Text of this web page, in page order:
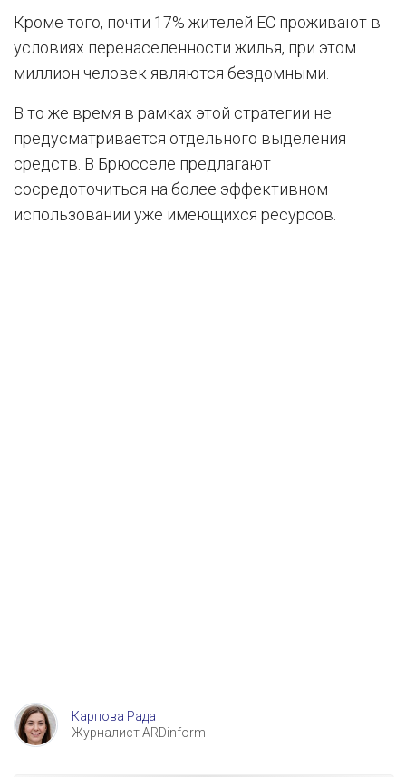
Кроме того, почти 17% жителей ЕС проживают в
условиях перенаселенности жилья, при этом
миллион человек являются бездомными.
В то же время в рамках этой стратегии не
предусматривается отдельного выделения
средств. В Брюсселе предлагают
сосредоточиться на более эффективном
использовании уже имеющихся ресурсов.
Карпова Рада
Журналист ARDinform